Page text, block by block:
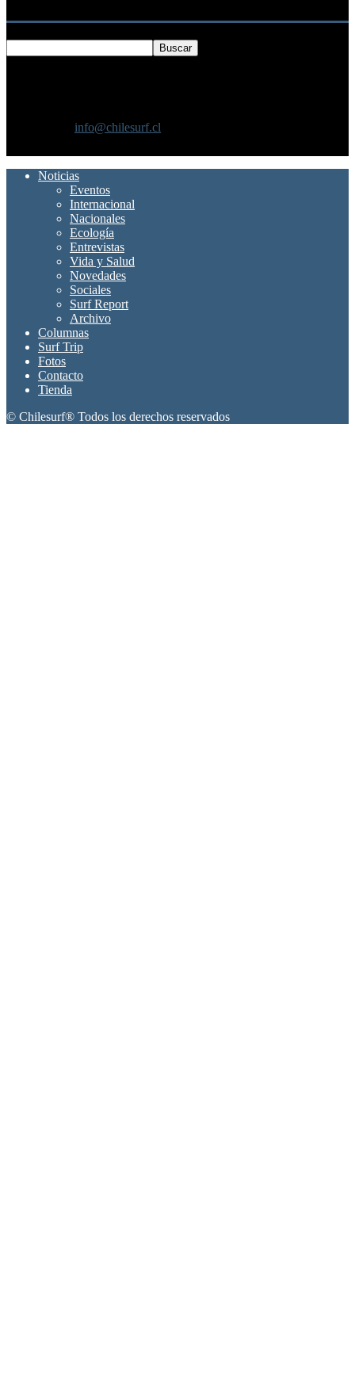
info@chilesurf.cl
Noticias
Eventos
Internacional
Nacionales
Ecología
Entrevistas
Vida y Salud
Novedades
Sociales
Surf Report
Archivo
Columnas
Surf Trip
Fotos
Contacto
Tienda
© Chilesurf® Todos los derechos reservados